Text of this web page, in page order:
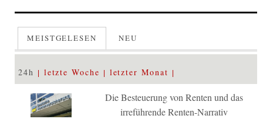
MEISTGELESEN NEU
24h letzte Woche letzter Monat
Die Besteuerung von Renten und das
irreführende Renten-Narrativ